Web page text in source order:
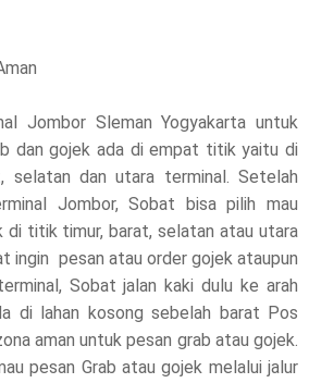
Jombor Sleman Yogyakarta untuk
dan gojek ada di empat titik yaitu di
selatan dan utara terminal. Setelah
Jombor, Sobat bisa pilih mau
di titik timur, barat, selatan atau utara
ingin pesan atau order gojek ataupun
Sobat jalan kaki dulu ke arah
di lahan kosong sebelah barat Pos
aman untuk pesan grab atau gojek.
pesan Grab atau gojek melalui jalur